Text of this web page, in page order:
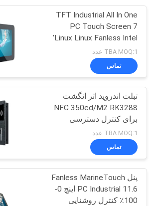
TFT Industrial All In One
PC Touch Screen 7
'Linux Linux Fanless Intel
J1900 / Z8350
TBA MOQ:1 عدد
تماس
تبلت اندروید اثر انگشت
NFC 350cd/M2 RK3288
برای کنترل دسترسی
TBA MOQ:1 عدد
تماس
پنل Fanless MarineTouch
PC Industrial 11.6 اینچ 0-
100٪ کنترل روشنایی